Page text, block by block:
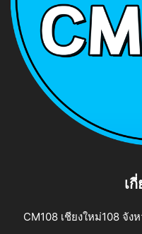
เ
CM108 เชียงใหม่108 จัง